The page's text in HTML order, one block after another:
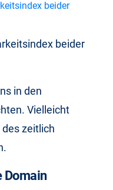
beider
in den
Vielleicht
zeitlich
Domain